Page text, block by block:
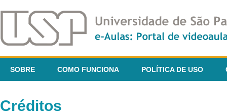
SOBRE COMO FUNCIONA POLÍTICA DE USO
Créditos